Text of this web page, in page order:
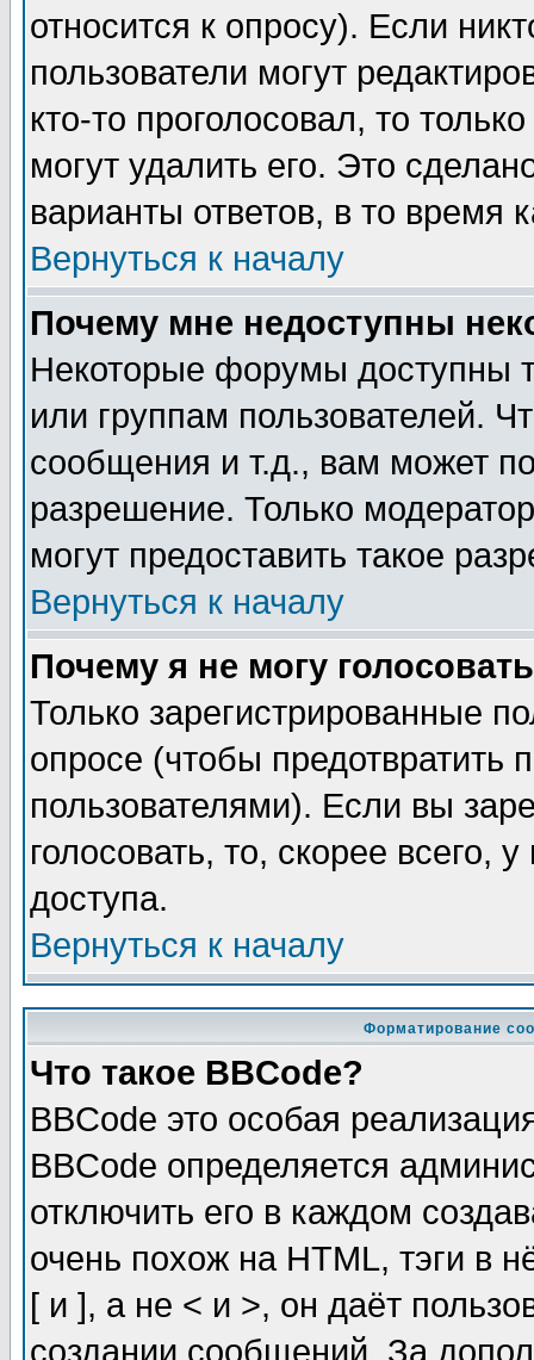
относится к опросу). Если
пользователи могут
кто-то проголосовал, то
могут удалить его. Это
варианты ответов, в то время
Вернуться к началу
Почему мне недоступны
Некоторые форумы доступны
или группам пользователей.
сообщения и т.д., вам может
разрешение. Только
могут предоставить такое
Вернуться к началу
Почему я не могу
Только зарегистрированные
опросе (чтобы предотвратить
пользователями). Если вы
голосовать, то, скорее всего,
доступа.
Вернуться к началу
Форматирование
Что такое BBCode?
BBCode это особая
BBCode определяется
отключить его в каждом
очень похож на HTML, тэги в
[ и ], а не < и >, он даёт
создании сообщений. За